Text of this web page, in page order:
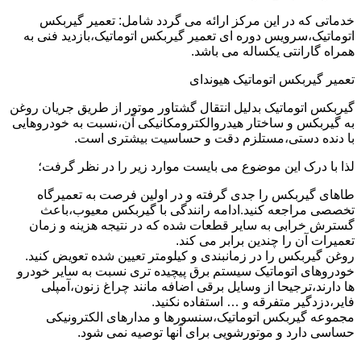
خدماتی که در این مرکز ارائه می گردد شامل: تعمیر گیربکس
اتوماتیک،سرویس دوره ای تعمیر گیربکس اتوماتیک،بازدید فنی به
همراه گارانتی یکساله می باشد.
تعمیر گیربکس اتوماتیک هیوندای
گیربکس اتوماتیک بدلیل انتقال گشتاور موتور از طریق جریان روغن
به گیربکس و ساختار هیدروالکترومکانیکی آن،نسبت به خودروهایی
با دنده دستی،مستلزم دقت و حساسیت بیشتری است.
لذا با درک این موضوع می بایست موارد زیر را در نظر گرفت؛
طاهای گیربکس را جدی گرفته و در اولین فرصت به تعمیرگاه
تخصصی مراجعه کنید.ادامه رانندگی با گیربکس معیوب،باعث
گسترش خرابی به سایر قطعات شده که در نتیجه هزینه و زمان
تعمیرات آن را چندین برابر می کند.
روغن گیربکس را در زمانبندی و کیلومتر تعیین شده تعویض کنید.
خودروهای اتوماتیک سیستم برق پیچیده تری نسبت به سایر خودرو
ها دارند،ترجیحا از وسایل برقی اضافه مانند چراغ زنون،آمپلی
فایر،دزدگیر متفرقه و … استفاده نکنید.
مجموعه گیربکس اتوماتیک،سنسورها و مدارهای الکترونیکی
حساسی دارد و موتورشویی برای آنها توصیه نمی شود.